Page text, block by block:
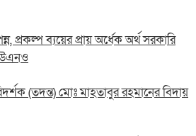
প্রকল্প ব্যয়ের প্রায় অর্ধেক অর্থ সরকারি
(তদন্ত) মোঃ মাহতাবুর রহমানের বিদায়